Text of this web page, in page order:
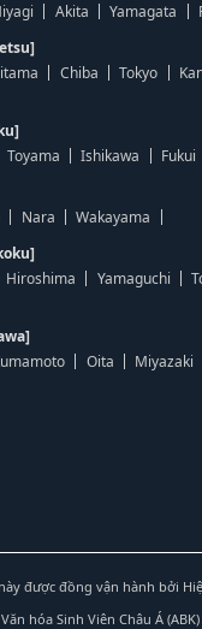
Akita Yamagata
Chiba Tokyo
Toyama Ishikawa
Fukui
Nara
Wakayama
Hiroshima Yamaguchi
Oita Miyazaki
được đồng vận hành bởi
hóa Sinh Viên Châu Á